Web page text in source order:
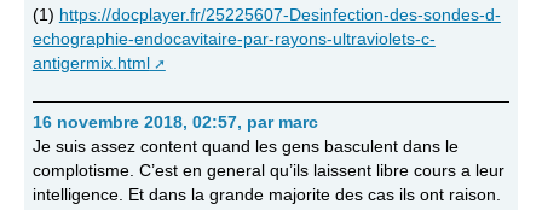
(1) https://docplayer.fr/25225607-Desinfection-des-sondes-d-
echographie-endocavitaire-par-rayons-ultraviolets-c-
antigermix.html
16 novembre 2018, 02:57, par marc
Je suis assez content quand les gens basculent dans le
complotisme. C’est en general qu’ils laissent libre cours a leur
intelligence. Et dans la grande majorite des cas ils ont raison.